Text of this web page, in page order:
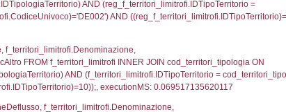
executionMS:
FROM f_territori_limitrofi INNER
AND
executionMS: 0.068185091018677